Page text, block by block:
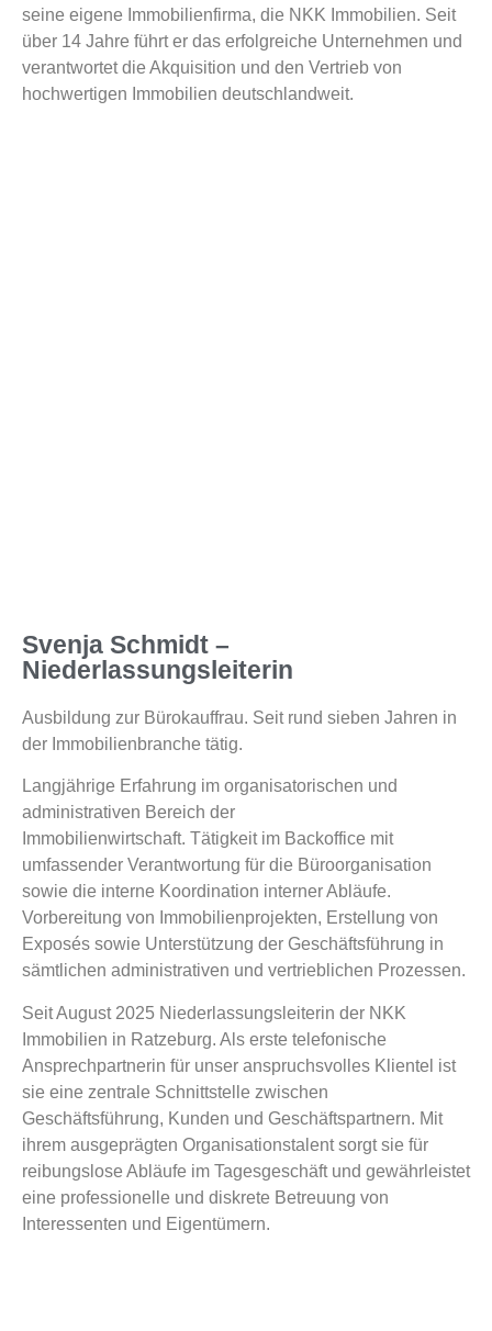
seine eigene Immobilienfirma, die NKK Immobilien. Seit
über 14 Jahre führt er das erfolgreiche Unternehmen und
verantwortet die Akquisition und den Vertrieb von
hochwertigen Immobilien deutschlandweit.
Svenja Schmidt –
Niederlassungsleiterin
Ausbildung zur Bürokauffrau. Seit rund sieben Jahren in
der Immobilienbranche tätig.
Langjährige Erfahrung im organisatorischen und
administrativen Bereich der
Immobilienwirtschaft. Tätigkeit im Backoffice mit
umfassender Verantwortung für die Büroorganisation
sowie die interne Koordination interner Abläufe.
Vorbereitung von Immobilienprojekten, Erstellung von
Exposés sowie Unterstützung der Geschäftsführung in
sämtlichen administrativen und vertrieblichen Prozessen.
Seit August 2025 Niederlassungsleiterin der NKK
Immobilien in Ratzeburg. Als erste telefonische
Ansprechpartnerin für unser anspruchsvolles Klientel ist
sie eine zentrale Schnittstelle zwischen
Geschäftsführung, Kunden und Geschäftspartnern. Mit
ihrem ausgeprägten Organisationstalent sorgt sie für
reibungslose Abläufe im Tagesgeschäft und gewährleistet
eine professionelle und diskrete Betreuung von
Interessenten und Eigentümern.